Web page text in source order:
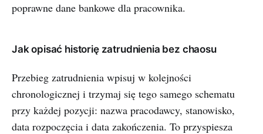
Jak opisać historię zatrudnienia bez chaosu
Przebieg zatrudnienia wpisuj w kolejności
chronologicznej i trzymaj się tego samego schematu
przy każdej pozycji: nazwa pracodawcy, stanowisko,
data rozpoczęcia i data zakończenia. To przyspiesza